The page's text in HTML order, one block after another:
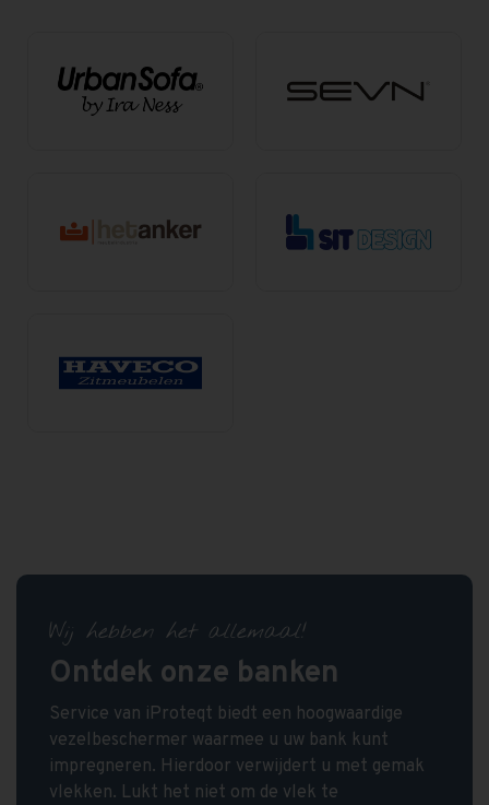
Wij hebben het allemaal!
Ontdek onze banken
Service van iProteqt biedt een hoogwaardige
vezelbeschermer waarmee u uw bank kunt
impregneren. Hierdoor verwijdert u met gemak
vlekken. Lukt het niet om de vlek te